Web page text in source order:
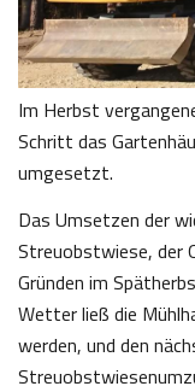
Im Herbst
Schritt das
umgesetzt.
Das Umsetzen der
Streuobstwiese, der
Gründen im
Wetter ließ die
werden, und den